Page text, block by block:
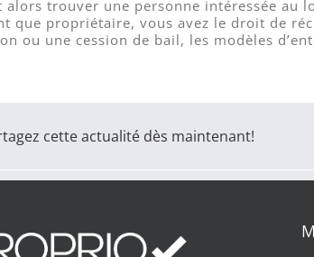
alors trouver une personne intéressée au
que propriétaire, vous avez le droit de
ou une cession de bail, les modèles
cette actualité dès maintenant!